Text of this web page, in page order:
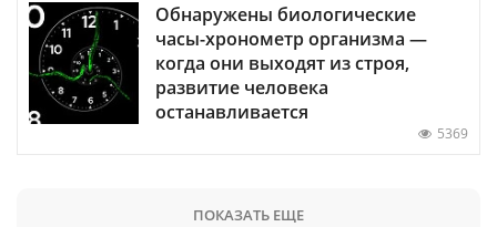
Обнаружены биологические
часы-хронометр организма —
когда они выходят из строя,
развитие человека
останавливается
5369
ПОКАЗАТЬ ЕЩЕ